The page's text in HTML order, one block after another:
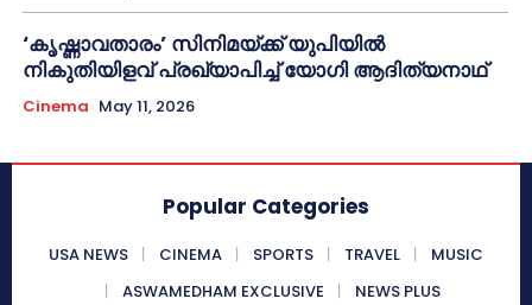
‘കൃഷ്ണാവതാരം’ സിനിമയ്ക്ക് യുപിയിൽ
നികുതിയിളവ് പ്രഖ്യാപിച്ച് യോഗി ആദിത്യനാഥ്
Cinema May 11, 2026
Popular Categories
USA NEWS CINEMA SPORTS TRAVEL
MUSIC
ASWAMEDHAM EXCLUSIVE
NEWS PLUS